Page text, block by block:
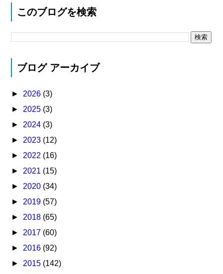
このブログを検索
ブログ アーカイブ
► 2026 (3)
► 2025 (3)
► 2024 (3)
► 2023 (12)
► 2022 (16)
► 2021 (15)
► 2020 (34)
► 2019 (57)
► 2018 (65)
► 2017 (60)
► 2016 (92)
► 2015 (142)